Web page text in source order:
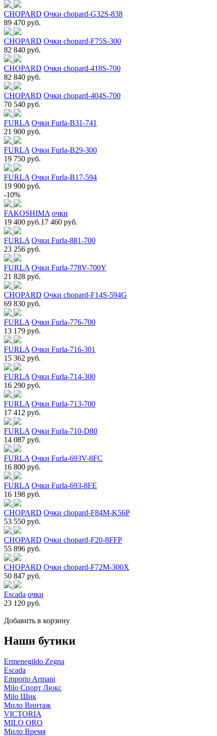
CHOPARD Очки chopard-G32S-838
89 470 руб.
CHOPARD Очки chopard-F75S-300
82 840 руб.
CHOPARD Очки chopard-418S-700
82 840 руб.
CHOPARD Очки chopard-404S-700
70 540 руб.
FURLA Очки Furla-B31-741
21 900 руб.
FURLA Очки Furla-B29-300
19 750 руб.
FURLA Очки Furla-B17-594
19 900 руб.
-10%
FAKOSHIMA очки
19 400 руб.17 460 руб.
FURLA Очки Furla-881-700
23 256 руб.
FURLA Очки Furla-778V-700Y
21 828 руб.
CHOPARD Очки chopard-F14S-594G
69 830 руб.
FURLA Очки Furla-776-700
13 179 руб.
FURLA Очки Furla-716-301
15 362 руб.
FURLA Очки Furla-714-300
16 290 руб.
FURLA Очки Furla-713-700
17 412 руб.
FURLA Очки Furla-710-D80
14 087 руб.
FURLA Очки Furla-693V-8FC
16 800 руб.
FURLA Очки Furla-693-8FE
16 198 руб.
CHOPARD Очки chopard-F84M-K56P
53 550 руб.
CHOPARD Очки chopard-F20-8FFP
55 896 руб.
CHOPARD Очки chopard-F72M-300X
50 847 руб.
Escada очки
23 120 руб.
Добавить в корзину
Наши бутики
Ermenegildo Zegna
Escada
Emporio Armani
Milo Спорт Люкс
Milo Шик
Мило Винтаж
VICTORIA
MILO ORO
Мило Время